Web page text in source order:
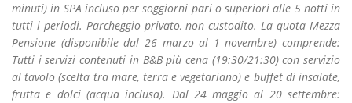
minuti) in SPA incluso per soggiorni pari o superiori alle 5 notti in
tutti i periodi. Parcheggio privato, non custodito. La quota Mezza
Pensione (disponibile dal 26 marzo al 1 novembre) comprende:
Tutti i servizi contenuti in B&B più cena (19:30/21:30) con servizio
al tavolo (scelta tra mare, terra e vegetariano) e buffet di insalate,
frutta e dolci (acqua inclusa). Dal 24 maggio al 20 settembre: